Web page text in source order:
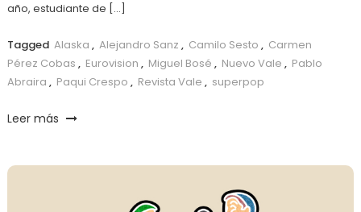
año, estudiante de […]
Tagged Alaska , Alejandro Sanz , Camilo Sesto , Carmen
Pérez Cobas , Eurovision , Miguel Bosé , Nuevo Vale , Pablo
Abraira , Paqui Crespo , Revista Vale , superpop
Leer más